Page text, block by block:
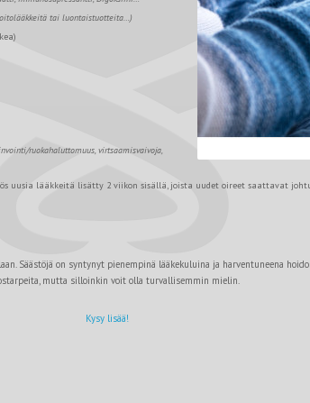
tai luontaistuotteita…)
ruokahaluttomuus, virtsaamisvaivoja,
uusia lääkkeitä lisätty 2 viikon sisällä, joista uudet oireet saattavat
Säästöjä on syntynyt pienempinä lääkekuluina ja harventuneena
mutta silloinkin voit olla turvallisemmin mielin.
Kysy lisää!